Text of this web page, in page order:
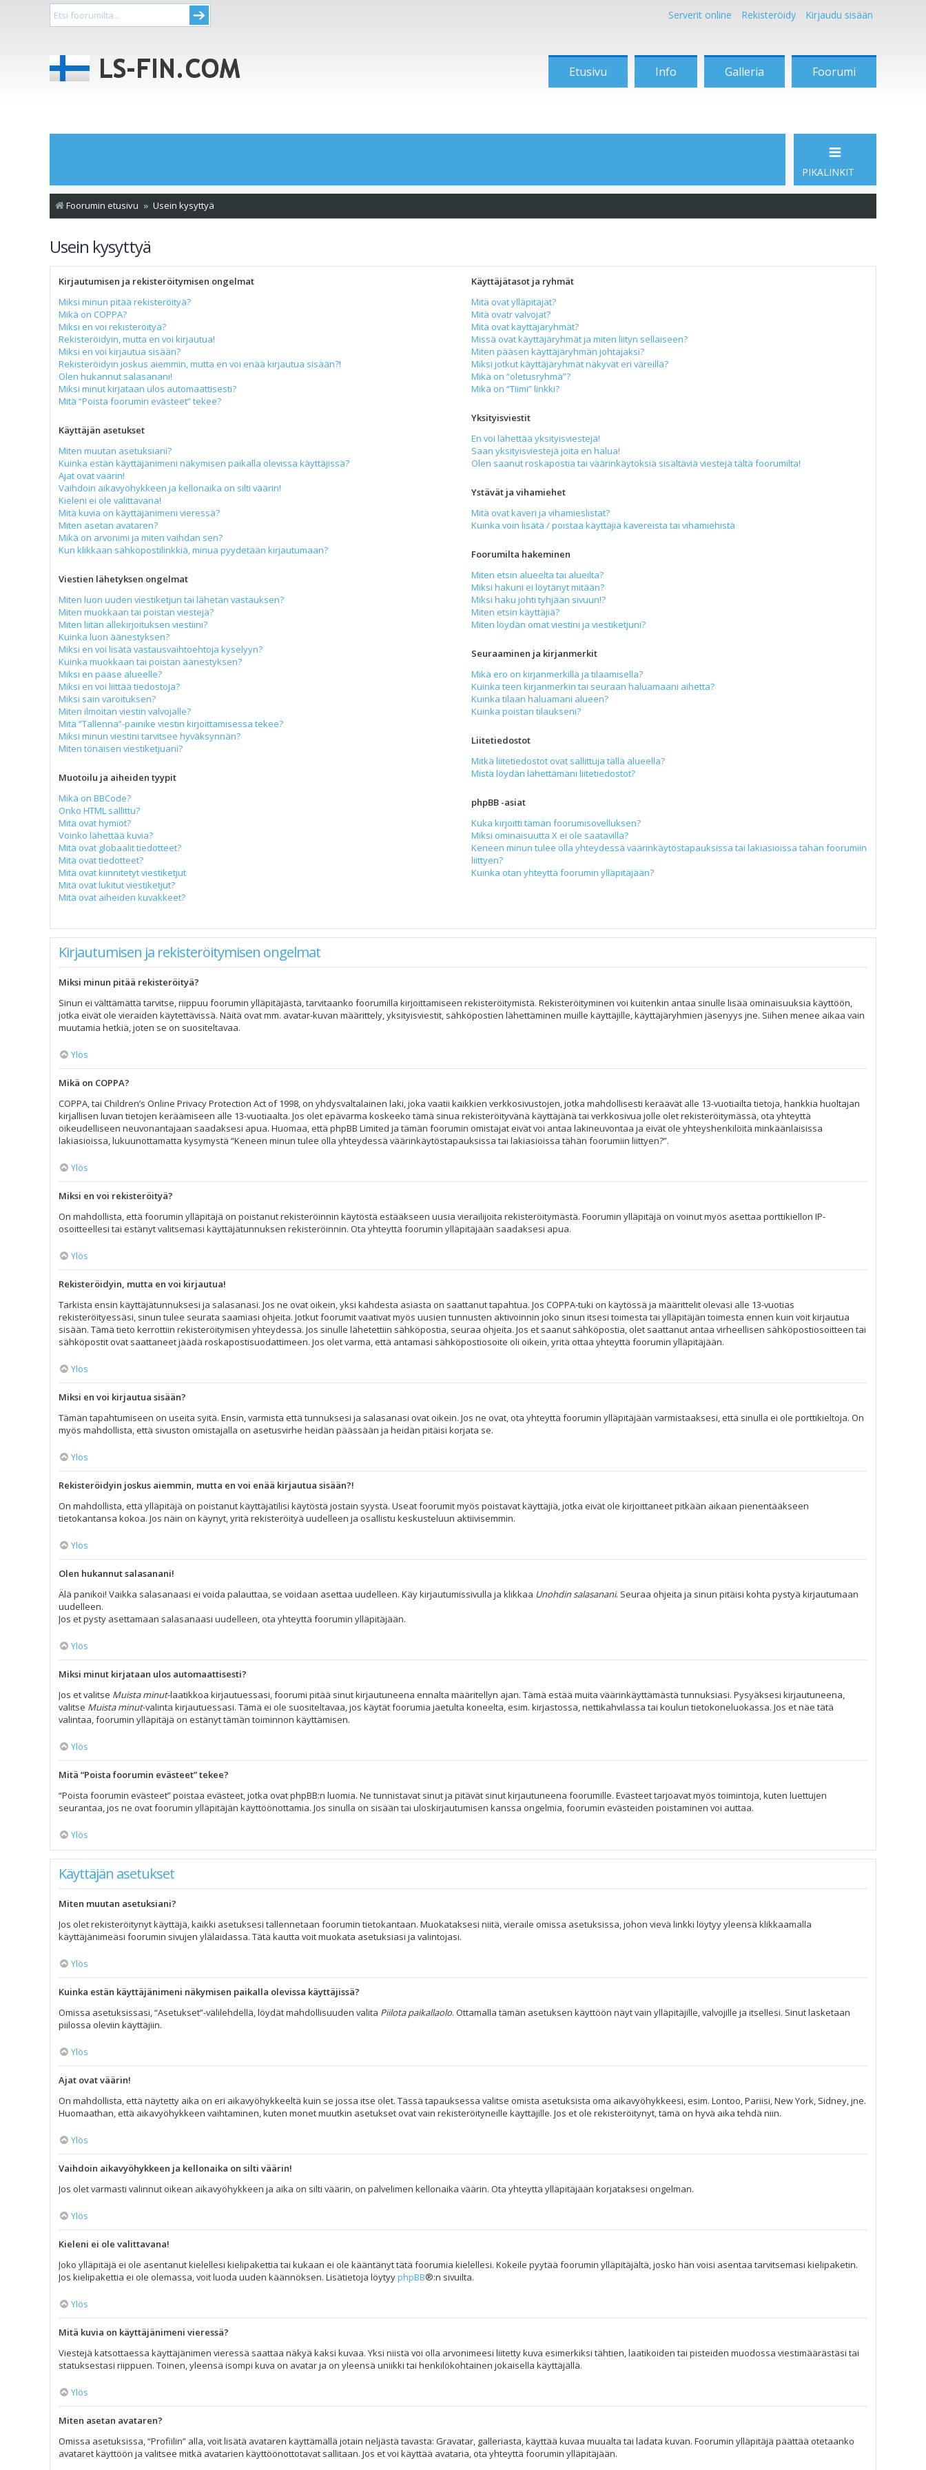
Serverit online Rekisteröidy Kirjaudu sisään
Etusivu Info Galleria Foorumi
PIKALINKIT
Foorumin etusivu Usein kysyttyä
Usein kysyttyä
Kirjautumisen ja rekisteröitymisen ongelmat
Miksi minun pitää rekisteröityä?
Mikä on COPPA?
Miksi en voi rekisteröityä?
Rekisteröidyin, mutta en voi kirjautua!
Miksi en voi kirjautua sisään?
Rekisteröidyin joskus aiemmin, mutta en voi enää kirjautua sisään?!
Olen hukannut salasanani!
Miksi minut kirjataan ulos automaattisesti?
Mitä “Poista foorumin evästeet” tekee?
Käyttäjän asetukset
Miten muutan asetuksiani?
Kuinka estän käyttäjänimeni näkymisen paikalla olevissa käyttäjissä?
Ajat ovat väärin!
Vaihdoin aikavyöhykkeen ja kellonaika on silti väärin!
Kieleni ei ole valittavana!
Mitä kuvia on käyttäjänimeni vieressä?
Miten asetan avataren?
Mikä on arvonimi ja miten vaihdan sen?
Kun klikkaan sähköpostilinkkiä, minua pyydetään kirjautumaan?
Viestien lähetyksen ongelmat
Miten luon uuden viestiketjun tai lähetän vastauksen?
Miten muokkaan tai poistan viestejä?
Miten liitän allekirjoituksen viestiini?
Kuinka luon äänestyksen?
Miksi en voi lisätä vastausvaihtoehtoja kyselyyn?
Kuinka muokkaan tai poistan äänestyksen?
Miksi en pääse alueelle?
Miksi en voi liittää tiedostoja?
Miksi sain varoituksen?
Miten ilmoitan viestin valvojalle?
Mitä “Tallenna”-painike viestin kirjoittamisessa tekee?
Miksi minun viestini tarvitsee hyväksynnän?
Miten tönäisen viestiketjuani?
Muotoilu ja aiheiden tyypit
Mikä on BBCode?
Onko HTML sallittu?
Mitä ovat hymiöt?
Voinko lähettää kuvia?
Mitä ovat globaalit tiedotteet?
Mitä ovat tiedotteet?
Mitä ovat kiinnitetyt viestiketjut
Mitä ovat lukitut viestiketjut?
Mitä ovat aiheiden kuvakkeet?
Käyttäjätasot ja ryhmät
Mitä ovat ylläpitäjät?
Mitä ovatr valvojat?
Mitä ovat käyttäjäryhmät?
Missä ovat käyttäjäryhmät ja miten liityn sellaiseen?
Miten pääsen käyttäjäryhmän johtajaksi?
Miksi jotkut käyttäjäryhmät näkyvät eri väreillä?
Mikä on “oletusryhmä”?
Mikä on “Tiimi” linkki?
Yksityisviestit
En voi lähettää yksityisviestejä!
Saan yksityisviestejä joita en halua!
Olen saanut roskapostia tai väärinkäytöksiä sisältäviä viestejä tältä foorumilta!
Ystävät ja vihamiehet
Mitä ovat kaveri ja vihamieslistat?
Kuinka voin lisätä / poistaa käyttäjiä kavereista tai vihamiehistä
Foorumilta hakeminen
Miten etsin alueelta tai alueilta?
Miksi hakuni ei löytänyt mitään?
Miksi haku johti tyhjään sivuun!?
Miten etsin käyttäjiä?
Miten löydän omat viestini ja viestiketjuni?
Seuraaminen ja kirjanmerkit
Mikä ero on kirjanmerkillä ja tilaamisella?
Kuinka teen kirjanmerkin tai seuraan haluamaani aihetta?
Kuinka tilaan haluamani alueen?
Kuinka poistan tilaukseni?
Liitetiedostot
Mitkä liitetiedostot ovat sallittuja tällä alueella?
Mistä löydän lähettämäni liitetiedostot?
phpBB -asiat
Kuka kirjoitti tämän foorumisovelluksen?
Miksi ominaisuutta X ei ole saatavilla?
Keneen minun tulee olla yhteydessä väärinkäytöstapauksissa tai lakiasioissa tähän foorumiin
liittyen?
Kuinka otan yhteyttä foorumin ylläpitäjään?
Kirjautumisen ja rekisteröitymisen ongelmat
Miksi minun pitää rekisteröityä?
Sinun ei välttämättä tarvitse, riippuu foorumin ylläpitäjästä, tarvitaanko foorumilla kirjoittamiseen rekisteröitymistä. Rekisteröityminen voi kuitenkin antaa sinulle lisää ominaisuuksia käyttöön,
jotka eivät ole vieraiden käytettävissä. Näitä ovat mm. avatar-kuvan määrittely, yksityisviestit, sähköpostien lähettäminen muille käyttäjille, käyttäjäryhmien jäsenyys jne. Siihen menee aikaa vain
muutamia hetkiä, joten se on suositeltavaa.
Ylös
Mikä on COPPA?
COPPA, tai Children’s Online Privacy Protection Act of 1998, on yhdysvaltalainen laki, joka vaatii kaikkien verkkosivustojen, jotka mahdollisesti keräävät alle 13-vuotiailta tietoja, hankkia huoltajan
kirjallisen luvan tietojen keräämiseen alle 13-vuotiaalta. Jos olet epävarma koskeeko tämä sinua rekisteröityvänä käyttäjänä tai verkkosivua jolle olet rekisteröitymässä, ota yhteyttä
oikeudelliseen neuvonantajaan saadaksesi apua. Huomaa, että phpBB Limited ja tämän foorumin omistajat eivät voi antaa lakineuvontaa ja eivät ole yhteyshenkilöitä minkäänlaisissa
lakiasioissa, lukuunottamatta kysymystä “Keneen minun tulee olla yhteydessä väärinkäytöstapauksissa tai lakiasioissa tähän foorumiin liittyen?”.
Ylös
Miksi en voi rekisteröityä?
On mahdollista, että foorumin ylläpitäjä on poistanut rekisteröinnin käytöstä estääkseen uusia vierailijoita rekisteröitymästä. Foorumin ylläpitäjä on voinut myös asettaa porttikiellon IP-
osoitteellesi tai estänyt valitsemasi käyttäjätunnuksen rekisteröinnin. Ota yhteyttä foorumin ylläpitäjään saadaksesi apua.
Ylös
Rekisteröidyin, mutta en voi kirjautua!
Tarkista ensin käyttäjätunnuksesi ja salasanasi. Jos ne ovat oikein, yksi kahdesta asiasta on saattanut tapahtua. Jos COPPA-tuki on käytössä ja määrittelit olevasi alle 13-vuotias
rekisteröityessäsi, sinun tulee seurata saamiasi ohjeita. Jotkut foorumit vaativat myös uusien tunnusten aktivoinnin joko sinun itsesi toimesta tai ylläpitäjän toimesta ennen kuin voit kirjautua
sisään. Tämä tieto kerrottiin rekisteröitymisen yhteydessä. Jos sinulle lähetettiin sähköpostia, seuraa ohjeita. Jos et saanut sähköpostia, olet saattanut antaa virheellisen sähköpostiosoitteen tai
sähköpostit ovat saattaneet jäädä roskapostisuodattimeen. Jos olet varma, että antamasi sähköpostiosoite oli oikein, yritä ottaa yhteyttä foorumin ylläpitäjään.
Ylös
Miksi en voi kirjautua sisään?
Tämän tapahtumiseen on useita syitä. Ensin, varmista että tunnuksesi ja salasanasi ovat oikein. Jos ne ovat, ota yhteyttä foorumin ylläpitäjään varmistaaksesi, että sinulla ei ole porttikieltoja. On
myös mahdollista, että sivuston omistajalla on asetusvirhe heidän päässään ja heidän pitäisi korjata se.
Ylös
Rekisteröidyin joskus aiemmin, mutta en voi enää kirjautua sisään?!
On mahdollista, että ylläpitäjä on poistanut käyttäjätilisi käytöstä jostain syystä. Useat foorumit myös poistavat käyttäjiä, jotka eivät ole kirjoittaneet pitkään aikaan pienentääkseen
tietokantansa kokoa. Jos näin on käynyt, yritä rekisteröityä uudelleen ja osallistu keskusteluun aktiivisemmin.
Ylös
Olen hukannut salasanani!
Älä panikoi! Vaikka salasanaasi ei voida palauttaa, se voidaan asettaa uudelleen. Käy kirjautumissivulla ja klikkaa Unohdin salasanani. Seuraa ohjeita ja sinun pitäisi kohta pystyä kirjautumaan
uudelleen.
Jos et pysty asettamaan salasanaasi uudelleen, ota yhteyttä foorumin ylläpitäjään.
Ylös
Miksi minut kirjataan ulos automaattisesti?
Jos et valitse Muista minut-laatikkoa kirjautuessasi, foorumi pitää sinut kirjautuneena ennalta määritellyn ajan. Tämä estää muita väärinkäyttämästä tunnuksiasi. Pysyäksesi kirjautuneena,
valitse Muista minut-valinta kirjautuessasi. Tämä ei ole suositeltavaa, jos käytät foorumia jaetulta koneelta, esim. kirjastossa, nettikahvilassa tai koulun tietokoneluokassa. Jos et näe tätä
valintaa, foorumin ylläpitäjä on estänyt tämän toiminnon käyttämisen.
Ylös
Mitä “Poista foorumin evästeet” tekee?
“Poista foorumin evästeet” poistaa evästeet, jotka ovat phpBB:n luomia. Ne tunnistavat sinut ja pitävät sinut kirjautuneena foorumille. Evästeet tarjoavat myös toimintoja, kuten luettujen
seurantaa, jos ne ovat foorumin ylläpitäjän käyttöönottamia. Jos sinulla on sisään tai uloskirjautumisen kanssa ongelmia, foorumin evästeiden poistaminen voi auttaa.
Ylös
Käyttäjän asetukset
Miten muutan asetuksiani?
Jos olet rekisteröitynyt käyttäjä, kaikki asetuksesi tallennetaan foorumin tietokantaan. Muokataksesi niitä, vieraile omissa asetuksissa, johon vievä linkki löytyy yleensä klikkaamalla
käyttäjänimeäsi foorumin sivujen ylälaidassa. Tätä kautta voit muokata asetuksiasi ja valintojasi.
Ylös
Kuinka estän käyttäjänimeni näkymisen paikalla olevissa käyttäjissä?
Omissa asetuksissasi, “Asetukset”-välilehdellä, löydät mahdollisuuden valita Piilota paikallaolo. Ottamalla tämän asetuksen käyttöön näyt vain ylläpitäjille, valvojille ja itsellesi. Sinut lasketaan
piilossa oleviin käyttäjiin.
Ylös
Ajat ovat väärin!
On mahdollista, että näytetty aika on eri aikavyöhykkeeltä kuin se jossa itse olet. Tässä tapauksessa valitse omista asetuksista oma aikavyöhykkeesi, esim. Lontoo, Pariisi, New York, Sidney, jne.
Huomaathan, että aikavyöhykkeen vaihtaminen, kuten monet muutkin asetukset ovat vain rekisteröityneille käyttäjille. Jos et ole rekisteröitynyt, tämä on hyvä aika tehdä niin.
Ylös
Vaihdoin aikavyöhykkeen ja kellonaika on silti väärin!
Jos olet varmasti valinnut oikean aikavyöhykkeen ja aika on silti väärin, on palvelimen kellonaika väärin. Ota yhteyttä ylläpitäjään korjataksesi ongelman.
Ylös
Kieleni ei ole valittavana!
Joko ylläpitäjä ei ole asentanut kielellesi kielipakettia tai kukaan ei ole kääntänyt tätä foorumia kielellesi. Kokeile pyytää foorumin ylläpitäjältä, josko hän voisi asentaa tarvitsemasi kielipaketin.
Jos kielipakettia ei ole olemassa, voit luoda uuden käännöksen. Lisätietoja löytyyphpBB®:n sivuilta.
Ylös
Mitä kuvia on käyttäjänimeni vieressä?
Viestejä katsottaessa käyttäjänimen vieressä saattaa näkyä kaksi kuvaa. Yksi niistä voi olla arvonimeesi liitetty kuva esimerkiksi tähtien, laatikoiden tai pisteiden muodossa viestimäärästäsi tai
statuksestasi riippuen. Toinen, yleensä isompi kuva on avatar ja on yleensä uniikki tai henkilökohtainen jokaisella käyttäjällä.
Ylös
Miten asetan avataren?
Omissa asetuksissa, “Profiilin” alla, voit lisätä avataren käyttämällä jotain neljästä tavasta: Gravatar, galleriasta, käyttää kuvaa muualta tai ladata kuvan. Foorumin ylläpitäjä päättää otetaanko
avataret käyttöön ja valitsee mitkä avatarien käyttöönottotavat sallitaan. Jos et voi käyttää avataria, ota yhteyttä foorumin ylläpitäjään.